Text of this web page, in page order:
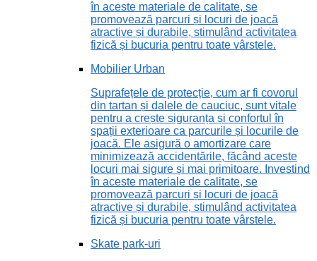
în aceste materiale de calitate, se
promovează parcuri și locuri de joacă
atractive și durabile, stimulând activitatea
fizică și bucuria pentru toate vârstele.
Mobilier Urban
Suprafețele de protecție, cum ar fi covorul
din tartan și dalele de cauciuc, sunt vitale
pentru a crește siguranța și confortul în
spații exterioare ca parcurile și locurile de
joacă. Ele asigură o amortizare care
minimizează accidentările, făcând aceste
locuri mai sigure și mai primitoare. Investind
în aceste materiale de calitate, se
promovează parcuri și locuri de joacă
atractive și durabile, stimulând activitatea
fizică și bucuria pentru toate vârstele.
Skate park-uri